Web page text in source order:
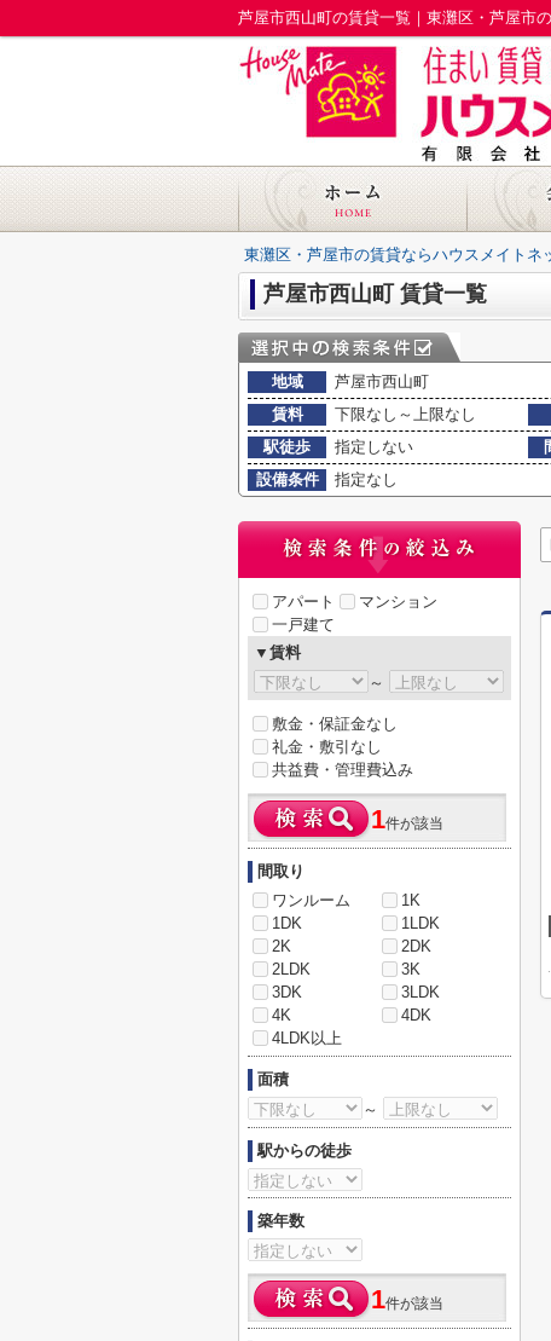
芦屋市西山町の賃貸一覧｜東灘区・芦屋市
東灘区・芦屋市の賃貸ならハウスメイトネ
芦屋市西山町 賃貸一覧
地域
芦屋市西山町
賃料
下限なし～上限なし
駅徒歩
指定しない
設備条件
指定なし
アパート
マンション
一戸建て
▼賃料
～
敷金・保証金なし
礼金・敷引なし
共益費・管理費込み
1件が該当
間取り
ワンルーム
1K
1DK
1LDK
2K
2DK
2LDK
3K
3DK
3LDK
4K
4DK
4LDK以上
面積
～
駅からの徒歩
築年数
1件が該当